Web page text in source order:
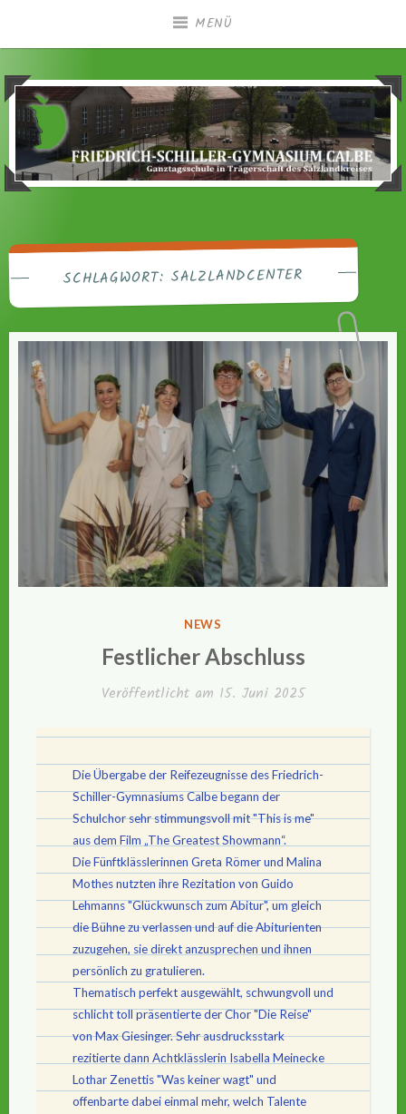
MENÜ
Friedrich-Schiller-
Gymnasium Calbe
Ganztagsgymnasium in Trägerschaft des
Salzlandkreises
SCHLAGWORT: SALZLANDCENTER
VERÖFFENTLICHT
NEWS
Festlicher Abschluss
Veröffentlicht am 15. Juni 2025
Die Übergabe der Reifezeugnisse des Friedrich-
Schiller-Gymnasiums Calbe begann der
Schulchor sehr stimmungsvoll mit "This is me"
aus dem Film „The Greatest Showmann“.
Die Fünftklässlerinnen Greta Römer und Malina
Mothes nutzten ihre Rezitation von Guido
Lehmanns "Glückwunsch zum Abitur", um gleich
die Bühne zu verlassen und auf die Abiturienten
zuzugehen, sie direkt anzusprechen und ihnen
persönlich zu gratulieren.
Thematisch perfekt ausgewählt, schwungvoll und
schlicht toll präsentierte der Chor "Die Reise"
von Max Giesinger. Sehr ausdrucksstark
rezitierte dann Achtklässlerin Isabella Meinecke
Lothar Zenettis "Was keiner wagt" und
offenbarte dabei einmal mehr, welch Talente